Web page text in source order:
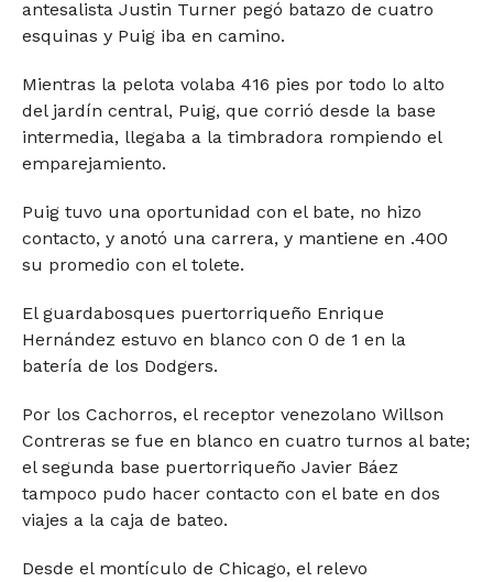
antesalista Justin Turner pegó batazo de cuatro
esquinas y Puig iba en camino.
Mientras la pelota volaba 416 pies por todo lo alto
del jardín central, Puig, que corrió desde la base
intermedia, llegaba a la timbradora rompiendo el
emparejamiento.
Puig tuvo una oportunidad con el bate, no hizo
contacto, y anotó una carrera, y mantiene en .400
su promedio con el tolete.
El guardabosques puertorriqueño Enrique
Hernández estuvo en blanco con 0 de 1 en la
batería de los Dodgers.
Por los Cachorros, el receptor venezolano Willson
Contreras se fue en blanco en cuatro turnos al bate;
el segunda base puertorriqueño Javier Báez
tampoco pudo hacer contacto con el bate en dos
viajes a la caja de bateo.
Desde el montículo de Chicago, el relevo